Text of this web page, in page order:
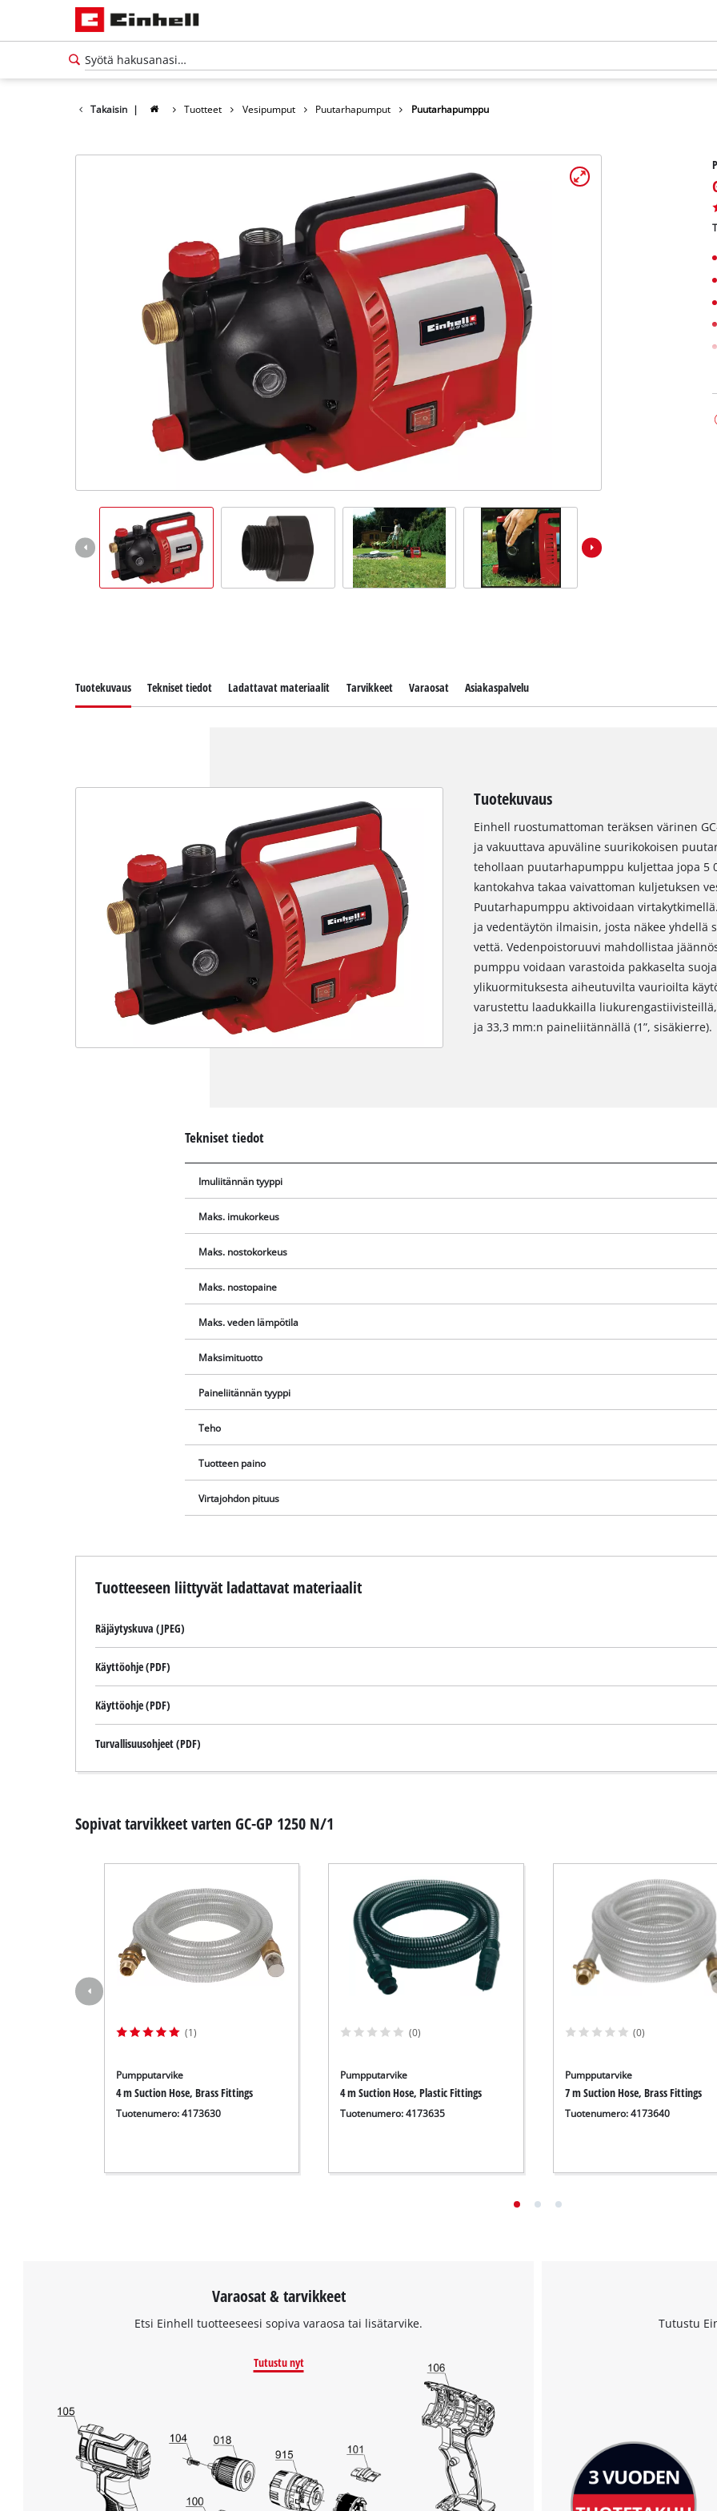
Takaisin | Tuotteet Vesipumput Puutarhapumput Puutarhapumppu
to the list of technologies used.
Tuotekuvaus Tekniset tiedot Ladattavat materiaalit Tarvikkeet Varaosat Asiakaspalvelu
Tuotekuvaus
Einhell ruostumattoman teräksen värinen
ja vakuuttava apuväline suurikokoisen
tehollaan puutarhapumppu kuljettaa jopa 5
kantokahva takaa vaivattoman kuljetuksen
Puutarhapumppu aktivoidaan
ja vedentäytön ilmaisin, josta näkee yhdellä
vettä. Vedenpoistoruuvi mahdollistaa
pumppu voidaan varastoida pakkaselta
ylikuormituksesta aiheutuvilta vaurioilta
varustettu laadukkailla
ja 33,3 mm:n paineliitännällä (1”, sisäkierre).
Tekniset tiedot
Imuliitännän tyyppi
Maks. imukorkeus
Maks. nostokorkeus
Maks. nostopaine
Maks. veden lämpötila
Maksimituotto
Paineliitännän tyyppi
Teho
Tuotteen paino
Virtajohdon pituus
Tuotteeseen liittyvät ladattavat materiaalit
Räjäytyskuva (JPEG)
Käyttöohje (PDF)
Käyttöohje (PDF)
Turvallisuusohjeet (PDF)
Sopivat tarvikkeet varten GC-GP 1250 N/1
(1)
Pumpputarvike
4 m Suction Hose, Brass Fittings
Tuotenumero: 4173630
(0)
Pumpputarvike
4 m Suction Hose, Plastic Fittings
Tuotenumero: 4173635
(0)
Pumpputarvike
7 m Suction Hose, Brass Fittings
Tuotenumero: 4173640
Varaosat & tarvikkeet
Etsi Einhell tuotteeseesi sopiva varaosa tai lisätarvike.
Tutustu nyt
Tutustu